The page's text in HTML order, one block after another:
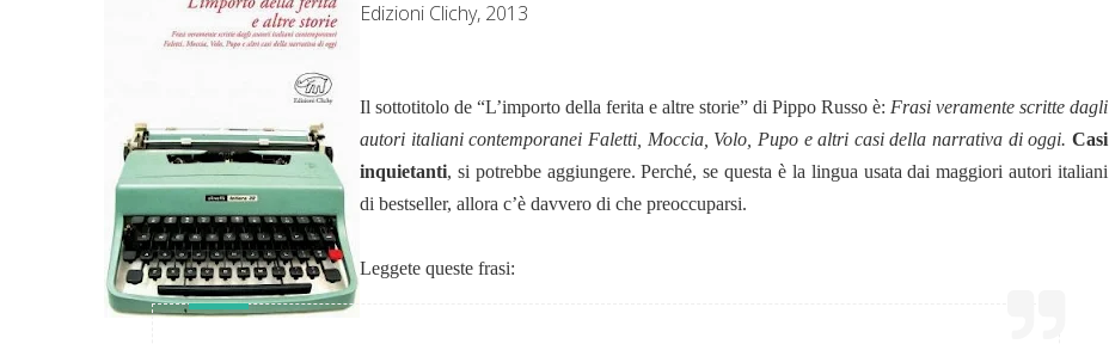
Edizioni Clichy, 2013
Il sottotitolo de “L’importo della ferita e altre storie” di Pippo Russo è: Frasi veramente scritte dagli
autori italiani contemporanei Faletti, Moccia, Volo, Pupo e altri casi della narrativa di oggi. Casi
inquietanti, si potrebbe aggiungere. Perché, se questa è la lingua usata dai maggiori autori italiani
di bestseller, allora c’è davvero di che preoccuparsi.
Leggete queste frasi: